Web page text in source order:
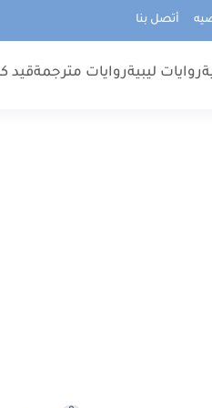
أتصل بنا
روايات ليبيةروايات مترجمةقيد